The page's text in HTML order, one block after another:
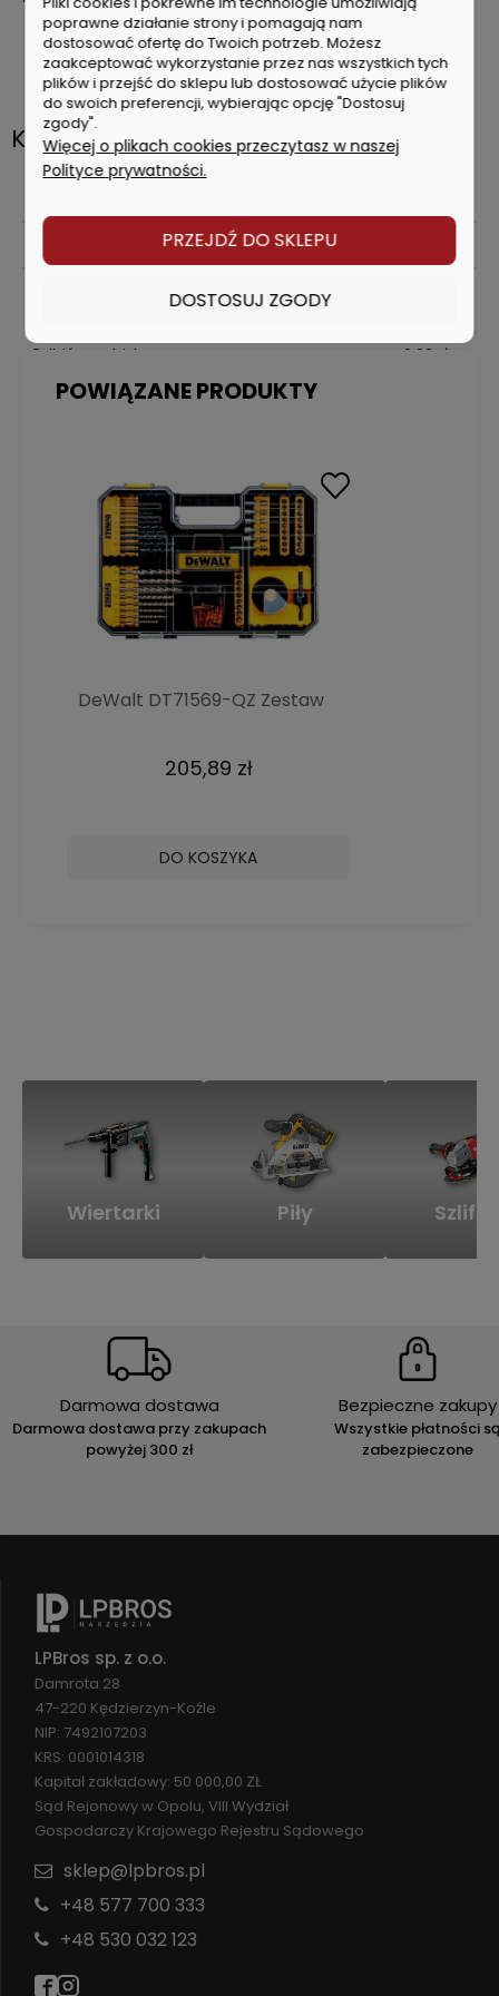
1/2" końcówki: 8, 10, 11, 12, 13, 14, 15, 16, 17, 18, 19, 21, 22, 24, 27,
30, 32 (17 sztuk).
adaptery, przejściówki, uchwyt typu T
Koszty dostawy
Cena nie zawiera ewentualnych kosztów płatności
(Automaty paczkowe , Żabka ,
Odbiór osobisty 0,00 zł
POWIĄZANE PRODUKTY
DeWalt DT71569-QZ Zestaw
205,89 zł
DO KOSZYKA
Wiertarki Piły
Darmowa dostawa
Darmowa dostawa przy zakupach
powyżej 300 zł
Bezpieczne zakupy
Wszystkie płatności
zabezpieczone
LPBros sp. z o.o.
Damrota 28
47-220 Kędzierzyn-Koźle
NIP: 7492107203
KRS: 0001014318
Kapitał zakładowy: 50 000,00 ZŁ
Sąd Rejonowy w Opolu, VIII Wydział
Gospodarczy Krajowego Rejestru Sądowego
sklep@lpbros.pl
+48 577 700 333
+48 530 032 123
poprawne działanie strony i pomagają nam
dostosować ofertę do Twoich potrzeb. Możesz
zaakceptować wykorzystanie przez nas wszystkich tych
plików i przejść do sklepu lub dostosować użycie plików
do swoich preferencji, wybierając opcję "Dostosuj
zgody".
Więcej o plikach cookies przeczytasz w naszej
Polityce prywatności.
PRZEJDŹ DO SKLEPU
DOSTOSUJ ZGODY